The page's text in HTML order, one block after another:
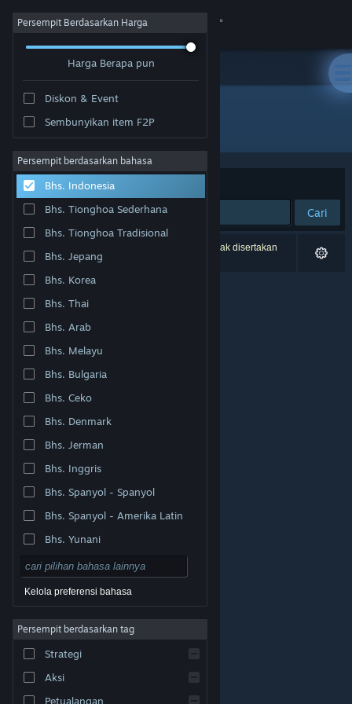
Login
Tentang
Bantuan
Ubah bahasa
Dapatkan Aplikasi Seluler Steam
Lihat situs web desktop
Undang. Semua merek dagang merupakan hak pemilik
Legal| Aksesibilitas
Pengembalian Dana
Persempit Berdasarkan Harga
Harga Berapa pun
Diskon & Event
Sembunyikan item F2P
Persempit berdasarkan bahasa
Bhs. Indonesia
Bhs. Tionghoa Sederhana
Bhs. Tionghoa Tradisional
Bhs. Jepang
Bhs. Korea
Bhs. Thai
Bhs. Arab
Bhs. Melayu
Bhs. Bulgaria
Bhs. Ceko
Bhs. Denmark
Bhs. Jerman
Bhs. Inggris
Bhs. Spanyol - Spanyol
Bhs. Spanyol - Amerika Latin
Bhs. Yunani
Kelola preferensi bahasa
Persempit berdasarkan tag
Strategi
Aksi
Petualangan
Pengembang: Kentoo Sp. z o.o.
Berdasarkan Relevansi
Cari
0 hasil cocok dengan pencarianmu. 1 produk tidak disertakan
berdasarkan preferensimu.